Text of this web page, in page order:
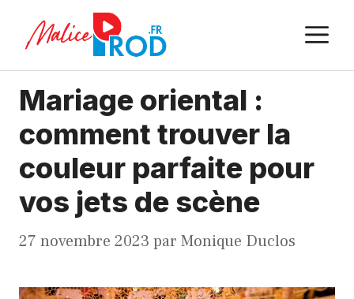
Mariage oriental :
comment trouver la
couleur parfaite pour
vos jets de scène
27 novembre 2023 par Monique Duclos